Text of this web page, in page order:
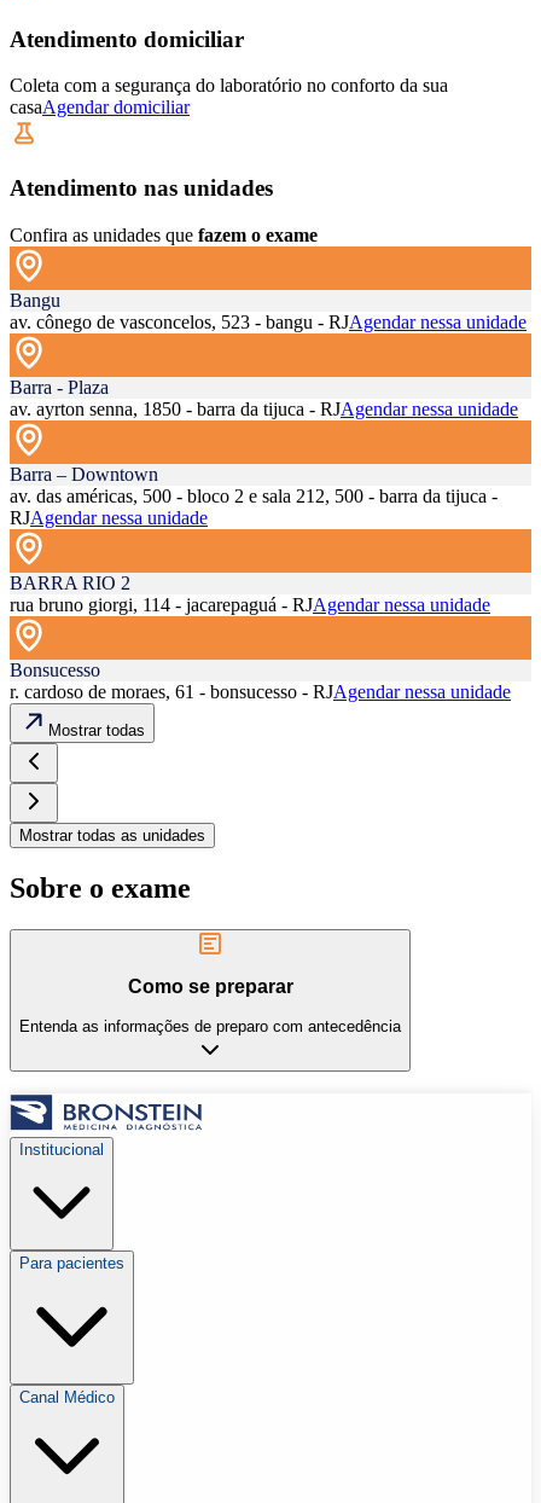
Atendimento domiciliar
Coleta com a segurança do laboratório no conforto da sua
casaAgendar domiciliar
Atendimento nas unidades
Confira as unidades que fazem o exame
Bangu
av. cônego de vasconcelos, 523 - bangu - RJAgendar nessa unidade
Barra - Plaza
av. ayrton senna, 1850 - barra da tijuca - RJAgendar nessa unidade
Barra – Downtown
av. das américas, 500 - bloco 2 e sala 212, 500 - barra da tijuca -
RJAgendar nessa unidade
BARRA RIO 2
rua bruno giorgi, 114 - jacarepaguá - RJAgendar nessa unidade
Bonsucesso
r. cardoso de moraes, 61 - bonsucesso - RJAgendar nessa unidade
Mostrar todas
Mostrar todas as unidades
Sobre o exame
Como se preparar
Entenda as informações de preparo com antecedência
Institucional
Para pacientes
Canal Médico